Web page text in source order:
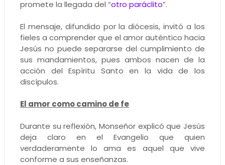
promete la llegada del “otro paráclito”.
El mensaje, difundido por la diócesis, invitó a los
fieles a comprender que el amor auténtico hacia
Jesús no puede separarse del cumplimiento de
sus mandamientos, pues ambos nacen de la
acción del Espíritu Santo en la vida de los
discípulos.
El amor como camino de fe
Durante su reflexión, Monseñor explicó que Jesús
deja claro en el Evangelio que quien
verdaderamente lo ama es aquel que vive
conforme a sus enseñanzas.